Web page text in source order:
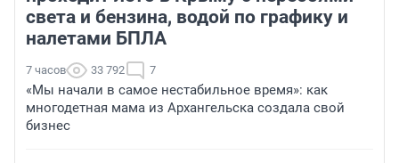
света и бензина, водой по графику и
налетами БПЛА
7 часов 33 792 7
«Мы начали в самое нестабильное время»: как
многодетная мама из Архангельска создала свой
бизнес